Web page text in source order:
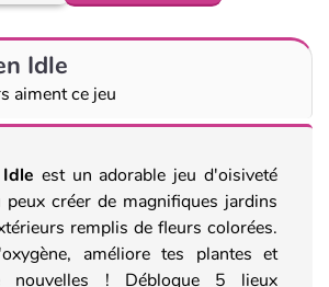
Idle
aiment ce jeu
est un adorable jeu d'oisiveté
créer de magnifiques jardins
remplis de fleurs colorées.
améliore tes plantes et
nouvelles ! Débloque 5 lieux